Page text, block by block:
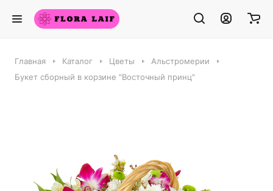
Главная Каталог Цветы
Альстромерии
Букет сборный в корзине "Восточный принц"